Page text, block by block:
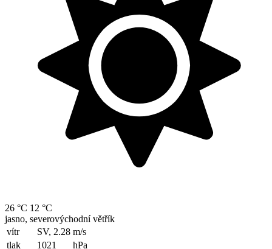
26 °C 12 °C
jasno, severovýchodní větřík
vítr
SV, 2.28 m/s
tlak
1021
hPa